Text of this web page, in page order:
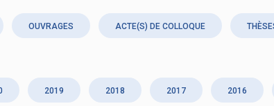
OUVRAGES ACTE(S) DE COLLOQUE
2019 2018 2017 2016